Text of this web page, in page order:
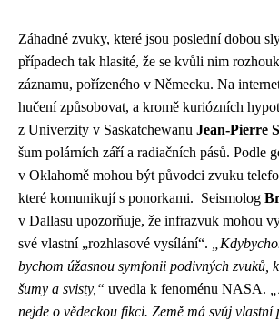
Záhadné zvuky, které jsou poslední dobou
případech tak hlasité, že se kvůli nim
záznamu, pořízeného v Německu. Na
hučení způsobovat, a kromě kuriózních
z Univerzity v Saskatchewanu Jean-Pierre
šum polárních září a radiačních pásů. Podle
v Oklahomě mohou být původci zvuku
které komunikují s ponorkami. Seismolog
v Dallasu upozorňuje, že infrazvuk mohou
své vlastní „rozhlasové vysílání“.
bychom úžasnou symfonii podivných
šumy a svisty,“ uvedla k fenoménu NASA.
nejde o vědeckou fikci. Země má svůj